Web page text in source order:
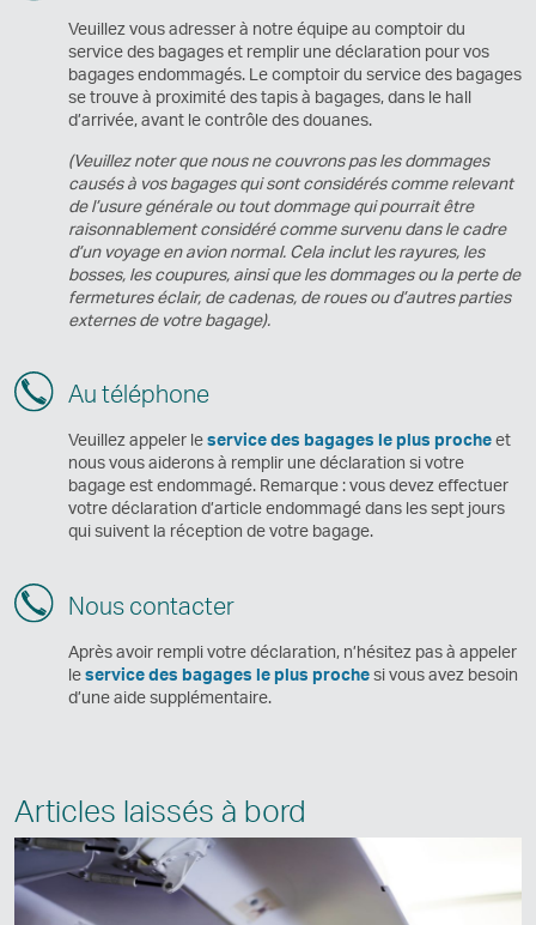
Veuillez vous adresser à notre équipe au comptoir du
service des bagages et remplir une déclaration pour vos
bagages endommagés. Le comptoir du service des bagages
se trouve à proximité des tapis à bagages, dans le hall
d’arrivée, avant le contrôle des douanes.
(Veuillez noter que nous ne couvrons pas les dommages
causés à vos bagages qui sont considérés comme relevant
de l’usure générale ou tout dommage qui pourrait être
raisonnablement considéré comme survenu dans le cadre
d’un voyage en avion normal. Cela inclut les rayures, les
bosses, les coupures, ainsi que les dommages ou la perte de
fermetures éclair, de cadenas, de roues ou d’autres parties
externes de votre bagage).
Au téléphone
Veuillez appeler leservice des bagages le plus procheet
nous vous aiderons à remplir une déclaration si votre
bagage est endommagé. Remarque : vous devez effectuer
votre déclaration d’article endommagé dans les sept jours
qui suivent la réception de votre bagage.
Nous contacter
Après avoir rempli votre déclaration, n’hésitez pas à appeler
leservice des bagages le plus prochesi vous avez besoin
d’une aide supplémentaire.
Articles laissés à bord